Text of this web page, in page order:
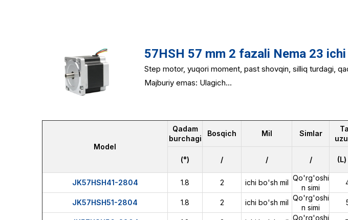
57HSH 57 mm 2 fazali Nema 23
Step motor, yuqori moment, past shovqin, silliq turdagi,
Majburiy emas: Ulagich...
Model
Qadam
burchagi
Bosqich Mil Simlar
(°) / / /
JK57HSH41-2804 1.8 2 ichi bo'sh mil
Qo'rg'oshi
n simi
JK57HSH51-2804 1.8 2 ichi bo'sh mil
Qo'rg'oshi
n simi
Qo'rg'oshi